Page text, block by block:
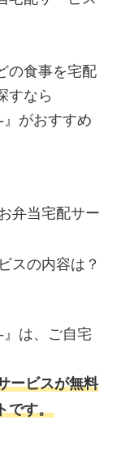
の食事を宅配
すなら
』がおすすめ
弁当宅配サー
スの内容は？
』は、ご自宅
ービスが無料
です。